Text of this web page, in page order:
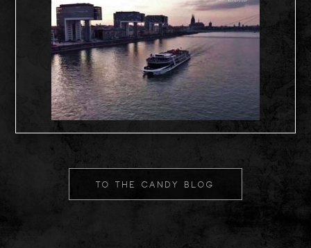
TO THE CANDY BLOG